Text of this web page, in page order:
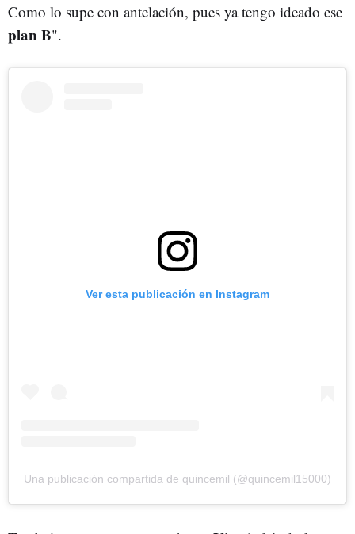
Como lo supe con antelación, pues ya tengo ideado ese
plan B".
Ver esta publicación en Instagram
Una publicación compartida de quincemil (@quincemil15000)